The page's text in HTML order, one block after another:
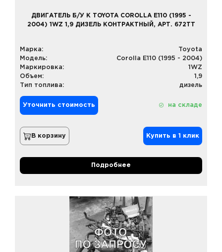
ДВИГАТЕЛЬ Б/У К TOYOTA COROLLA E110 (1995 -
2004) 1WZ 1,9 ДИЗЕЛЬ КОНТРАКТНЫЙ, АРТ. 672TT
Марка:
Toyota
Модель:
Corolla E110 (1995 - 2004)
Маркировка:
1WZ
Объем:
1,9
Тип топлива:
дизель
Уточнить стоимость на складе
В корзину Купить в 1 клик
Подробнее